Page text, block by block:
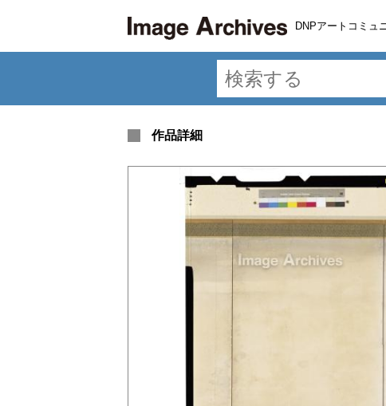
DNPアートコミュ
作品詳細